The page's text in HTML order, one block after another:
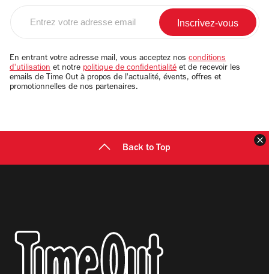
email
En entrant votre adresse mail, vous acceptez nos conditions
d'utilisation et notre politique de confidentialité et de recevoir les
emails de Time Out à propos de l'actualité, évents, offres et
promotionnelles de nos partenaires.
Back to Top